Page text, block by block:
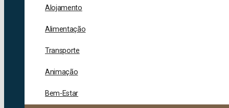
Alojamento
Alimentação
Transporte
Animação
Bem-Estar